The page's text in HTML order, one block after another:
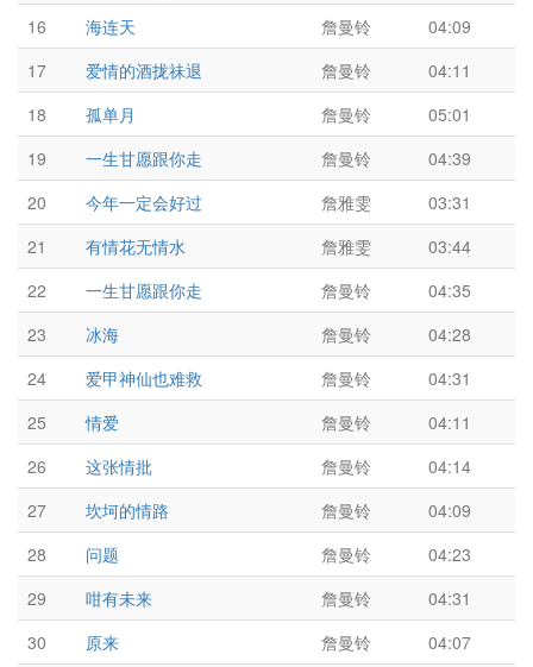
16
海连天 詹曼铃
04:09
17
爱情的酒拢祙退 詹曼铃
04:11
18
孤单月 詹曼铃
05:01
19
一生甘愿跟你走 詹曼铃
04:39
20
今年一定会好过 詹雅雯
03:31
21
有情花无情水 詹雅雯
03:44
22
一生甘愿跟你走 詹曼铃
04:35
23
冰海 詹曼铃
04:28
24
爱甲神仙也难救 詹曼铃
04:31
25
情爱 詹曼铃
04:11
26
这张情批 詹曼铃
04:14
27
坎坷的情路 詹曼铃
04:09
28
问题 詹曼铃
04:23
29
咁有未来 詹曼铃
04:31
30
原来 詹曼铃
04:07